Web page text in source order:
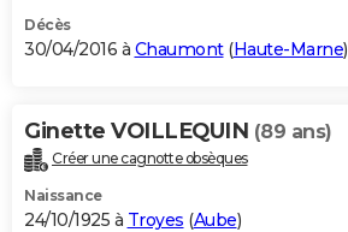
Décès
30/04/2016 à Chaumont(Haute-Marne)
Ginette VOILLEQUIN (89 ans)
Créer une cagnotte obsèques
Naissance
24/10/1925 à Troyes (Aube)